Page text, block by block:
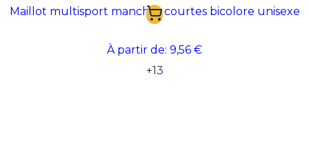
Maillot multisport manches courtes bicolore unisexe
À partir de: 9,56 €
+13